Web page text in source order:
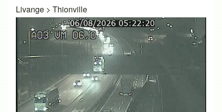
Livange > Thionville